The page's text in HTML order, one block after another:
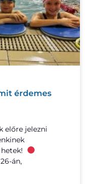
érdemes
előre jelezni
án,